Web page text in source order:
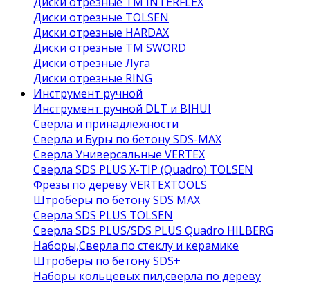
Диски отрезные TOLSEN
Диски отрезные HARDAX
Диски отрезные ТМ SWORD
Диски отрезные Луга
Диски отрезные RING
Инструмент ручной
Инструмент ручной DLT и BIHUI
Сверла и принадлежности
Сверла и Буры по бетону SDS-MAX
Сверла Универсальные VERTEX
Сверла SDS PLUS X-TIP (Quadro) TOLSEN
Фрезы по дереву VERTEXTOOLS
Штроберы по бетону SDS MAX
Сверла SDS PLUS TOLSEN
Сверла SDS PLUS/SDS PLUS Quadro HILBERG
Наборы,Сверла по стеклу и керамике
Штроберы по бетону SDS+
Наборы кольцевых пил,сверла по дереву